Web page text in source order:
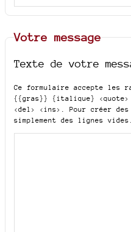
Votre message
Texte de votre
Ce formulaire accepte les
{{gras}} {italique} <quote>
<del> <ins>
. Pour créer
simplement des lignes vides.